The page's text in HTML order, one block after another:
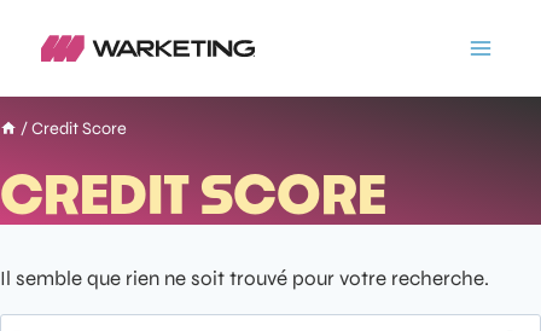
/ Credit Score
CREDIT SCORE
Il semble que rien ne soit trouvé pour votre recherche.